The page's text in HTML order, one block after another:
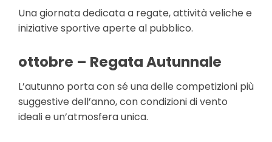
Una giornata dedicata a regate, attività veliche e
iniziative sportive aperte al pubblico.
ottobre – Regata Autunnale
L’autunno porta con sé una delle competizioni più
suggestive dell’anno, con condizioni di vento
ideali e un’atmosfera unica.